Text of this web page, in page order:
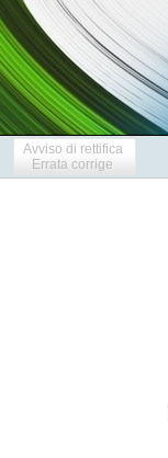
Avviso di rettifica
Errata corrige